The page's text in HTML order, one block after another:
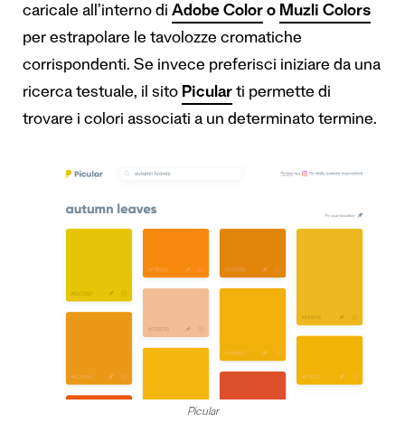
caricale all’interno di Adobe Color o Muzli Colors
per estrapolare le tavolozze cromatiche
corrispondenti. Se invece preferisci iniziare da una
ricerca testuale, il sito Picular ti permette di
trovare i colori associati a un determinato termine.
Picular